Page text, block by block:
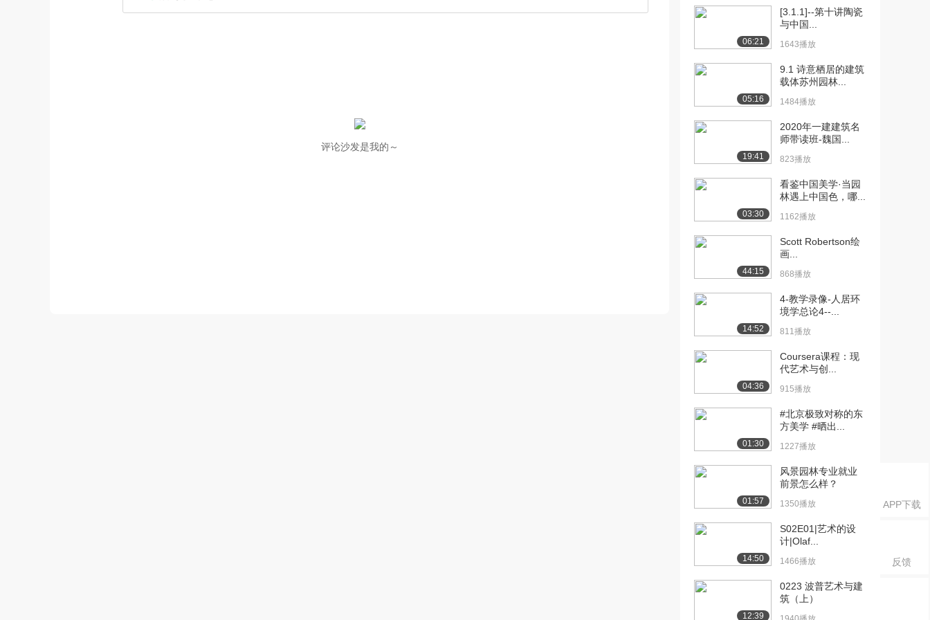
APP下载
反馈
评论沙发是我的～
06:21
[3.1.1]--第十讲陶瓷
与中国...
1643播放
05:16
9.1 诗意栖居的建筑
载体苏州园林...
1484播放
19:41
2020年一建建筑名
师带读班-魏国...
823播放
03:30
看鉴中国美学·当园
林遇上中国色，哪...
1162播放
44:15
Scott Robertson绘
画...
868播放
14:52
4-教学录像-人居环
境学总论4--...
811播放
04:36
Coursera课程：现
代艺术与创...
915播放
01:30
#北京极致对称的东
方美学 #晒出...
1227播放
01:57
风景园林专业就业
前景怎么样？
1350播放
14:50
S02E01|艺术的设
计|Olaf...
1466播放
12:39
0223 波普艺术与建
筑（上）